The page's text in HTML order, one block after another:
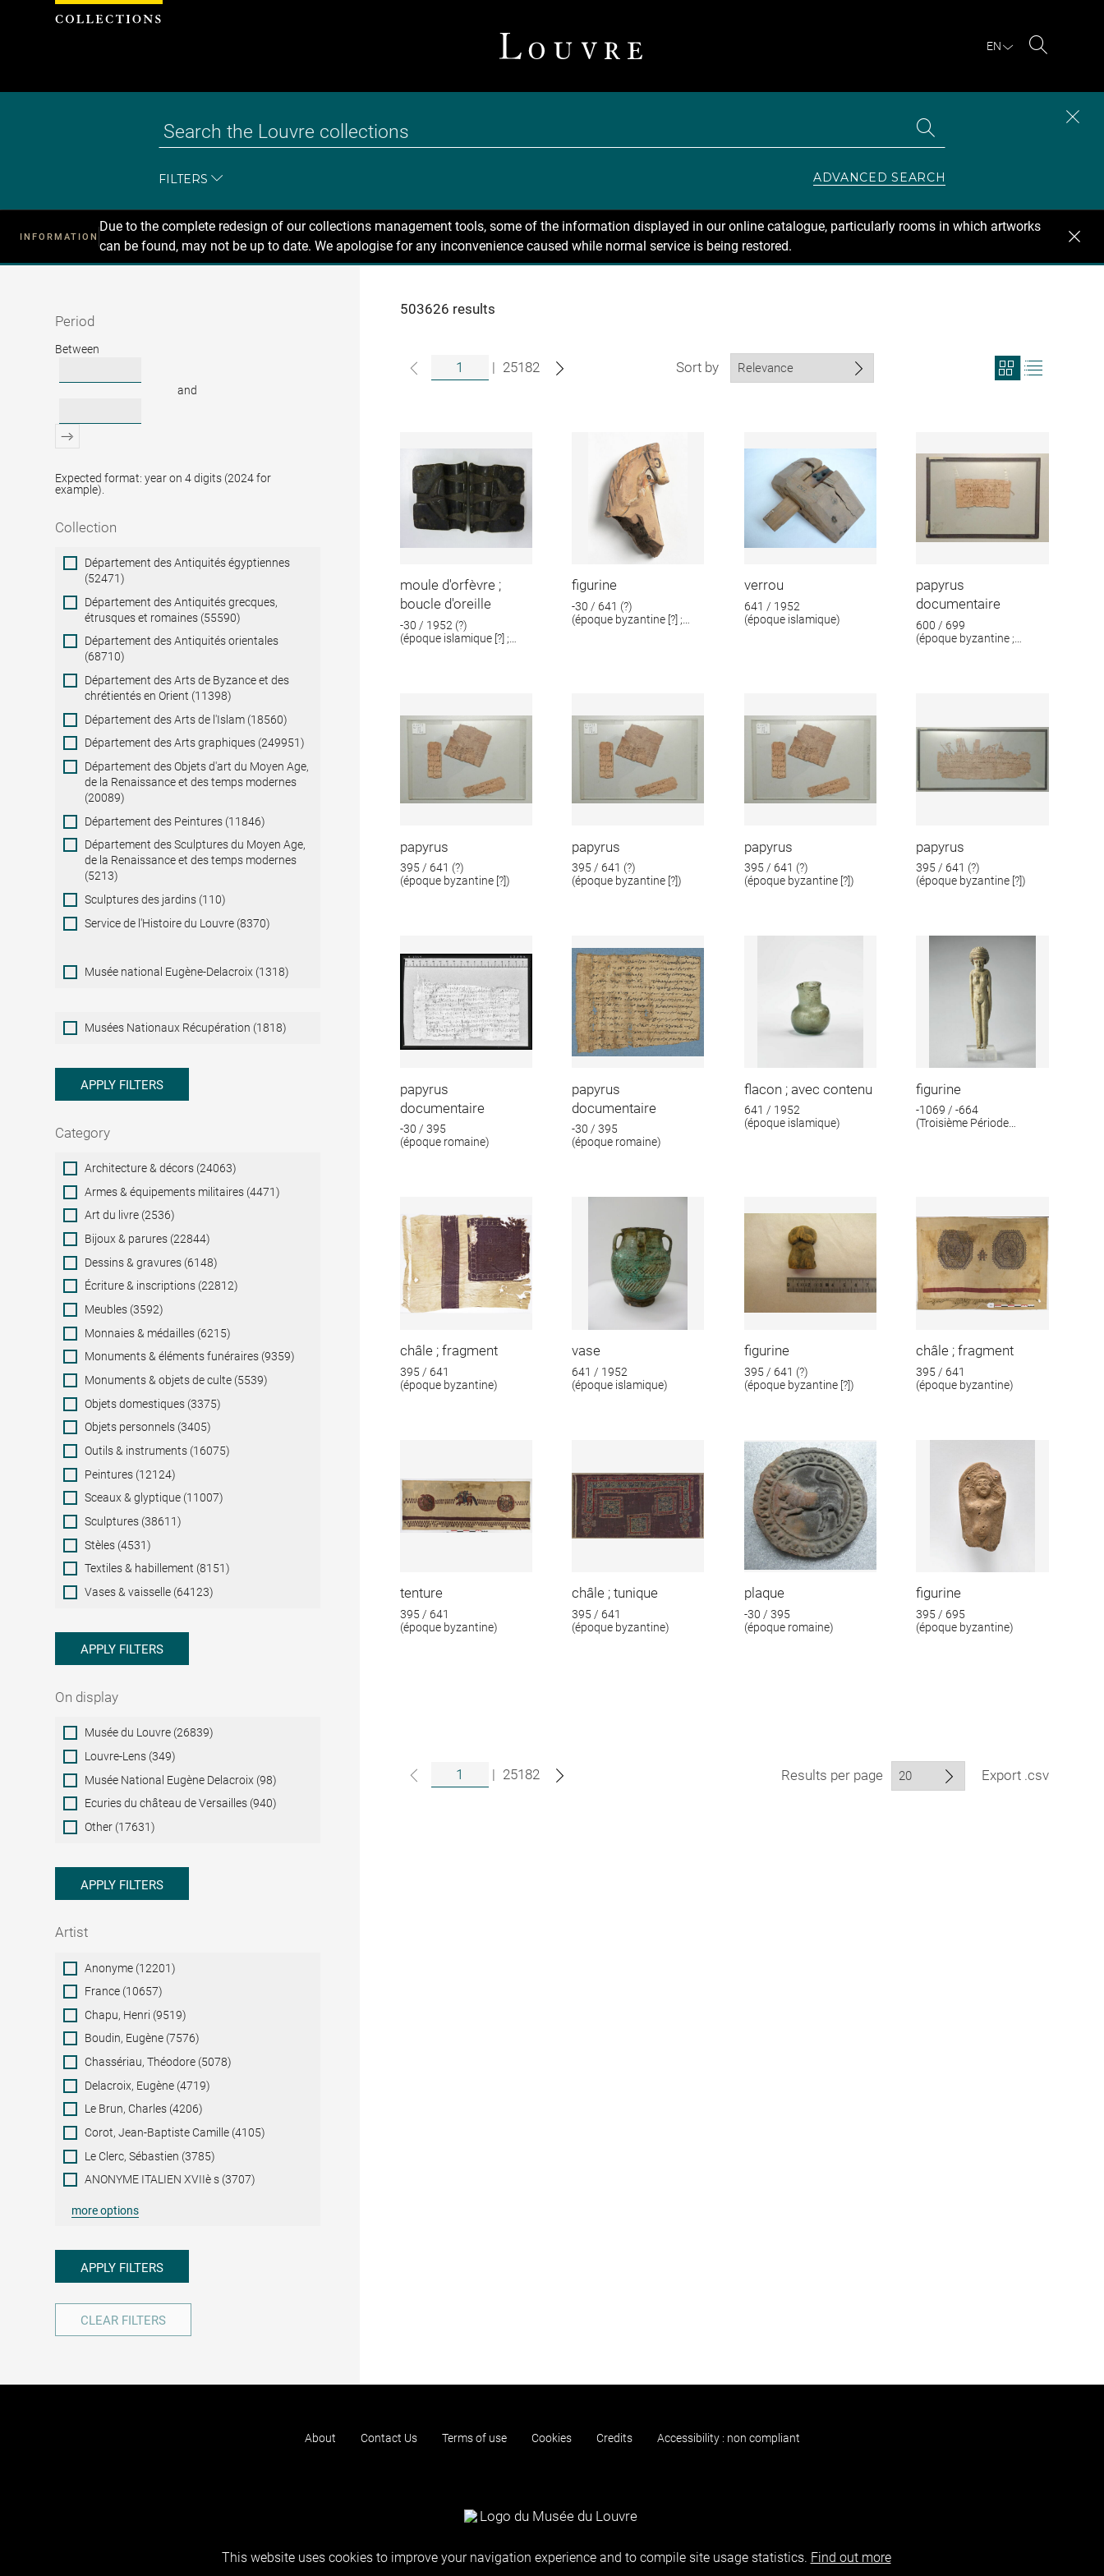
EN
FILTERS ADVANCED SEARCH
INFORMATION
Due to the complete redesign of our collections management tools, some of the information displayed in our online catalogue, particularly rooms in which artworks
can be found, may not be up to date. We apologise for any inconvenience caused while normal service is being restored.
Recherche
Period
Period
Between
and
Expected format: year on 4 digits (2024 for
example).
Collection
Collection
Département des Antiquités égyptiennes
(52471)
Département des Antiquités grecques,
étrusques et romaines (55590)
Département des Antiquités orientales
(68710)
Département des Arts de Byzance et des
chrétientés en Orient (11398)
Département des Arts de l'Islam (18560)
Département des Arts graphiques (249951)
Département des Objets d'art du Moyen Age,
de la Renaissance et des temps modernes
(20089)
Département des Peintures (11846)
Département des Sculptures du Moyen Age,
de la Renaissance et des temps modernes
(5213)
Sculptures des jardins (110)
Service de l'Histoire du Louvre (8370)
Musée national Eugène-Delacroix (1318)
Musées
Nationaux
Musées Nationaux Récupération (1818)
APPLY FILTERS
Category
Category
Architecture & décors (24063)
Armes & équipements militaires (4471)
Art du livre (2536)
Bijoux & parures (22844)
Dessins & gravures (6148)
Écriture & inscriptions (22812)
Meubles (3592)
Monnaies & médailles (6215)
Monuments & éléments funéraires (9359)
Monuments & objets de culte (5539)
Objets domestiques (3375)
Objets personnels (3405)
Outils & instruments (16075)
Peintures (12124)
Sceaux & glyptique (11007)
Sculptures (38611)
Stèles (4531)
Textiles & habillement (8151)
Vases & vaisselle (64123)
APPLY FILTERS
On display
On
display
Musée du Louvre (26839)
Louvre-Lens (349)
Musée National Eugène Delacroix (98)
Ecuries du château de Versailles (940)
Other (17631)
APPLY FILTERS
Artist
ArtistAnonyme (12201)
France (10657)
Chapu, Henri (9519)
Boudin, Eugène (7576)
Chassériau, Théodore (5078)
Delacroix, Eugène (4719)
Le Brun, Charles (4206)
Corot, Jean-Baptiste Camille (4105)
Le Clerc, Sébastien (3785)
ANONYME ITALIEN XVIIè s (3707)
more options
APPLY FILTERS
CLEAR FILTERS
503626 results
| 25182 Sort by
View
search
moule d'orfèvre ;
boucle d'oreille
-30 / 1952 (?)
(époque islamique [?] ;
figurine
-30 / 641 (?)
(époque byzantine [?] ;
verrou
641 / 1952
(époque islamique)
papyrus
documentaire
600 / 699
(époque byzantine ;
papyrus
395 / 641 (?)
(époque byzantine [?])
papyrus
395 / 641 (?)
(époque byzantine [?])
papyrus
395 / 641 (?)
(époque byzantine [?])
papyrus
395 / 641 (?)
(époque byzantine [?])
papyrus
documentaire
-30 / 395
(époque romaine)
papyrus
documentaire
-30 / 395
(époque romaine)
flacon ; avec contenu
641 / 1952
(époque islamique)
figurine
-1069 / -664
(Troisième Période
châle ; fragment
395 / 641
(époque byzantine)
vase
641 / 1952
(époque islamique)
figurine
395 / 641 (?)
(époque byzantine [?])
châle ; fragment
395 / 641
(époque byzantine)
tenture
395 / 641
(époque byzantine)
châle ; tunique
395 / 641
(époque byzantine)
plaque
-30 / 395
(époque romaine)
figurine
395 / 695
(époque byzantine)
| 25182 Results per page Export .csv
About Contact Us Terms of use Cookies Credits Accessibility : non compliant
Cookies management panel
This website uses cookies to improve your navigation experience and to compile site usage statistics. Find out more